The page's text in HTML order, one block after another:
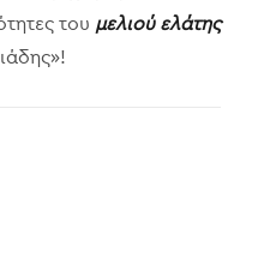
του μελιού ελάτης